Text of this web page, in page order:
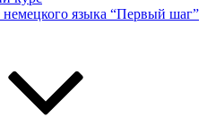
языка “Первый шаг”